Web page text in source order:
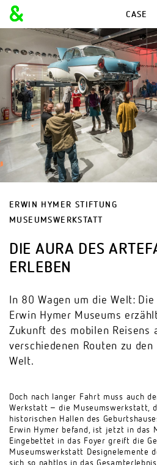
CASE
ERWIN HYMER STIFTUNG
MUSEUMSWERKSTATT
DIE AURA DES
ERLEBEN
In 80 Wagen um die Welt:
Erwin Hymer Museums
Zukunft des mobilen Reisens
verschiedenen Routen zu
Welt.
Doch nach langer Fahrt muss auch
Werkstatt – die Museumswerkstatt,
historischen Hallen des
Erwin Hymer befand, ist jetzt in das
Eingebettet in das Foyer greift die
Museumswerkstatt Designelemente
sich so nahtlos in das
CASE